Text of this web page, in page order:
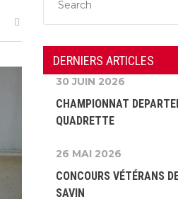
DERNIERS ARTICLES
30 JUIN 2026
CHAMPIONNAT
QUADRETTE
26 MAI 2026
CONCOURS VÉTÉRANS
SAVIN